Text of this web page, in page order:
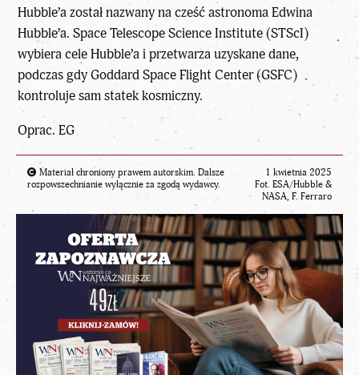
Hubble’a został nazwany na cześć astronoma Edwina
Hubble’a. Space Telescope Science Institute (STScI)
wybiera cele Hubble’a i przetwarza uzyskane dane,
podczas gdy Goddard Space Flight Center (GSFC)
kontroluje sam statek kosmiczny.
Oprac. EG
Materiał chroniony prawem autorskim. Dalsze
rozpowszechnianie wyłącznie za zgodą wydawcy.
1 kwietnia 2025
Fot. ESA/Hubble &
NASA, F. Ferraro